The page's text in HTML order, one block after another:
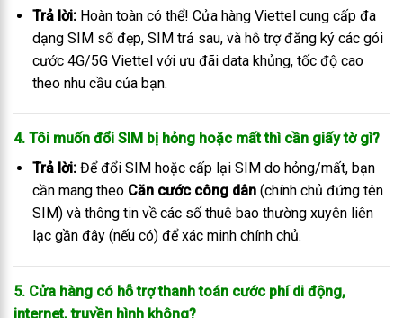
Trả lời:Hoàn toàn có thể! Cửa hàng Viettel cung cấp đa
dạng SIM số đẹp, SIM trả sau, và hỗ trợ đăng ký các gói
cước 4G/5G Viettel với ưu đãi data khủng, tốc độ cao
theo nhu cầu của bạn.
4. Tôi muốn đổi SIM bị hỏng hoặc mất thì cần giấy tờ gì?
Trả lời:Để đổi SIM hoặc cấp lại SIM do hỏng/mất, bạn
cần mang theo Căn cước công dân(chính chủ đứng tên
SIM) và thông tin về các số thuê bao thường xuyên liên
lạc gần đây (nếu có) để xác minh chính chủ.
5. Cửa hàng có hỗ trợ thanh toán cước phí di động,
internet, truyền hình không?